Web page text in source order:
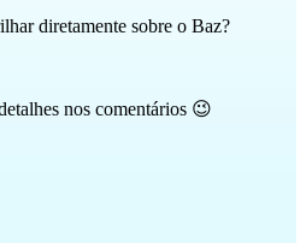
diretamente sobre o Baz?
nos comentários 😉